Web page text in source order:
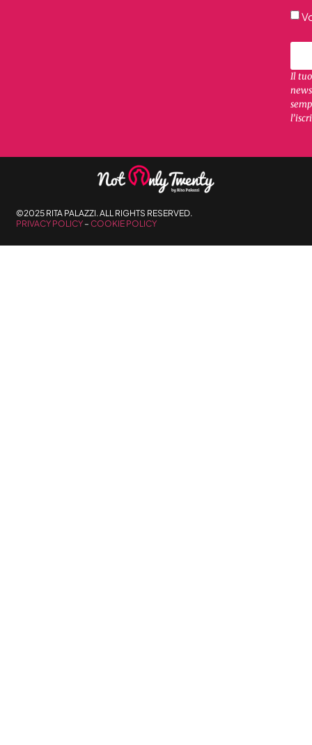
Il
©2025 RITA PALAZZI. ALL RIGHTS RESERVED.
PRIVACY POLICY –COOKIE POLICY